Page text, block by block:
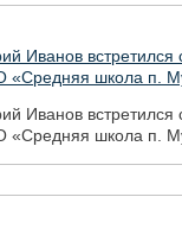
Иванов
«Средняя школа п.
Иванов
«Средняя школа п.